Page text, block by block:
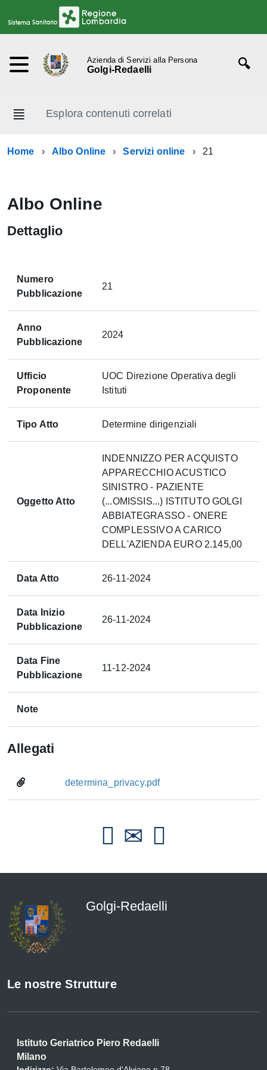
Azienda di Servizi alla Persona
Golgi-Redaelli
Esplora contenuti correlati
Home Albo Online Servizi online 21
Albo Online
Dettaglio
Numero
Pubblicazione
21
Anno
Pubblicazione
2024
Ufficio
Proponente
UOC Direzione Operativa degli
Istituti
Tipo Atto Determine dirigenziali
Oggetto Atto
INDENNIZZO PER ACQUISTO
APPARECCHIO ACUSTICO
SINISTRO - PAZIENTE
(...OMISSIS...) ISTITUTO GOLGI
ABBIATEGRASSO - ONERE
COMPLESSIVO A CARICO
DELL'AZIENDA EURO 2.145,00
Data Atto 26-11-2024
Data Inizio
Pubblicazione
26-11-2024
Data Fine
Pubblicazione
11-12-2024
Note
Allegati
determina_privacy.pdf
Golgi-Redaelli
Le nostre Strutture
Istituto Geriatrico Piero Redaelli
Milano